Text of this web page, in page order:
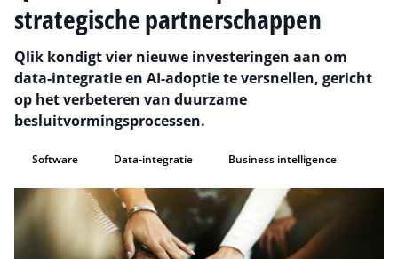
strategische partnerschappen
Qlik kondigt vier nieuwe investeringen aan om
data-integratie en AI-adoptie te versnellen, gericht
op het verbeteren van duurzame
besluitvormingsprocessen.
Software Data-integratie Business intelligence